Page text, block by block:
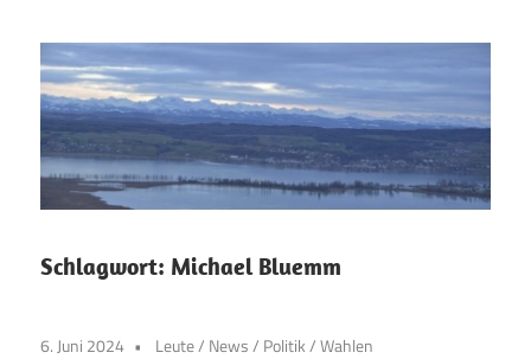
Schlagwort: Michael Bluemm
6. Juni 2024 Leute/ News/ Politik/Wahlen